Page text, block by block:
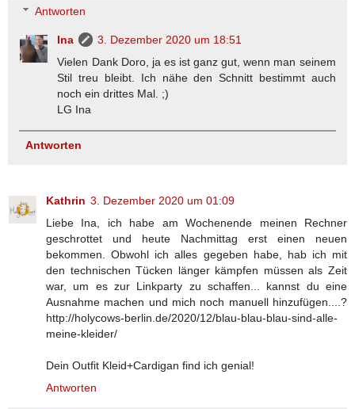
Antworten
Ina
3. Dezember 2020 um 18:51
Vielen Dank Doro, ja es ist ganz gut, wenn man seinem
Stil treu bleibt. Ich nähe den Schnitt bestimmt auch
noch ein drittes Mal. ;)
LG Ina
Antworten
Kathrin 3. Dezember 2020 um 01:09
Liebe Ina, ich habe am Wochenende meinen Rechner
geschrottet und heute Nachmittag erst einen neuen
bekommen. Obwohl ich alles gegeben habe, hab ich mit
den technischen Tücken länger kämpfen müssen als Zeit
war, um es zur Linkparty zu schaffen... kannst du eine
Ausnahme machen und mich noch manuell hinzufügen....?
http://holycows-berlin.de/2020/12/blau-blau-blau-sind-alle-
meine-kleider/
Dein Outfit Kleid+Cardigan find ich genial!
Antworten